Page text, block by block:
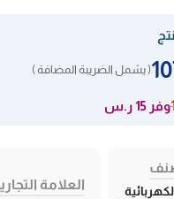
( يشمل الضريبة المضافة )
وفر 15 ر.س
العلامة